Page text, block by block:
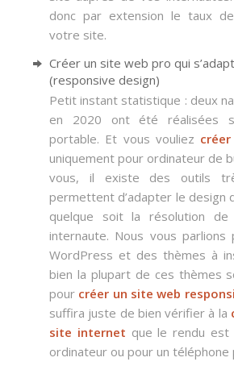
donc par extension le taux
votre site.
Créer un site web pro qui
(responsive design)
Petit instant statistique : deux
en 2020 ont été réalisées
portable. Et vous vouliez
uniquement pour ordinateur de
vous, il existe des outils
permettent d’adapter le design
quelque soit la résolution de
internaute. Nous vous parlions
WordPress et des thèmes à
bien la plupart de ces thèmes
pour créer un site web
suffira juste de bien vérifier à la
site internet que le rendu est
ordinateur ou pour un téléphone